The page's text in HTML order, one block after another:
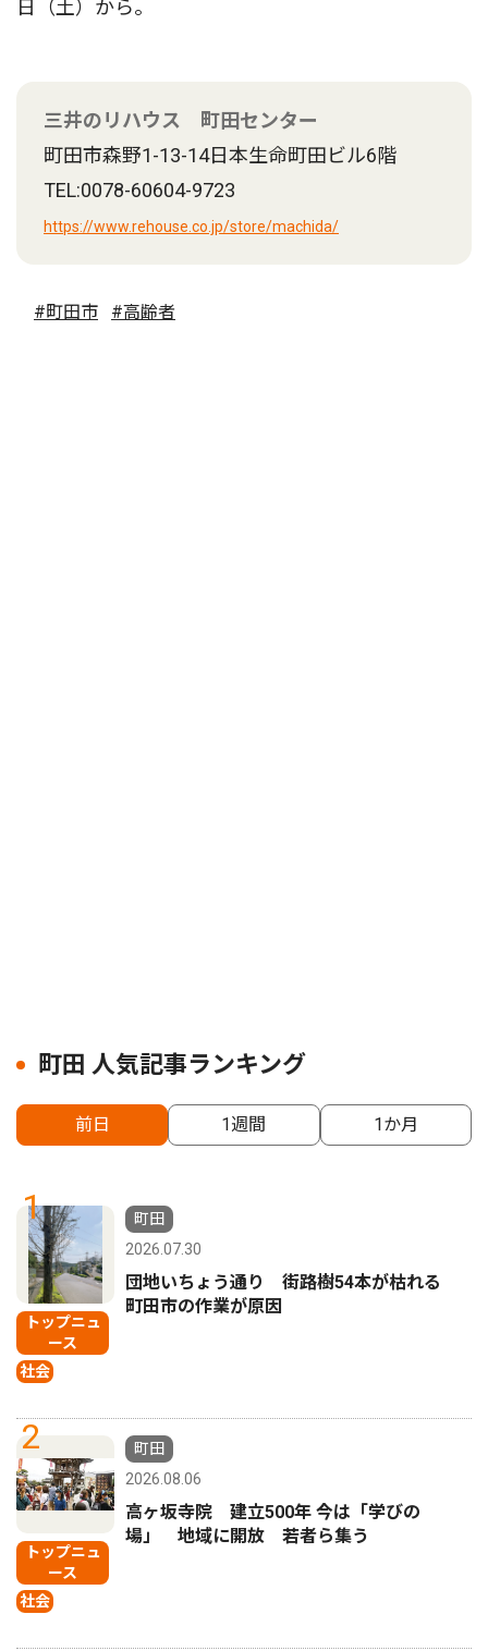
日（土）から。
三井のリハウス 町田センター
町田市森野1-13-14日本生命町田ビル6階
TEL:0078-60604-9723
https://www.rehouse.co.jp/store/machida/
#町田市 #高齢者
町田 人気記事ランキング
前日 1週間 1か月
1
トップニュ
ース
社会
町田
2026.07.30
団地いちょう通り 街路樹54本が枯れる
町田市の作業が原因
2
トップニュ
ース
社会
町田
2026.08.06
高ヶ坂寺院 建立500年 今は「学びの
場」 地域に開放 若者ら集う